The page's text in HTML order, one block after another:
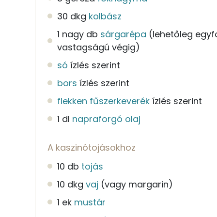
30 dkg kolbász
1 nagy db sárgarépa (lehetőleg
vastagságú végig)
só ízlés szerint
bors ízlés szerint
flekken fűszerkeverék ízlés szerint
1 dl napraforgó olaj
A kaszinótojásokhoz
10 db tojás
10 dkg vaj (vagy margarin)
1 ek mustár